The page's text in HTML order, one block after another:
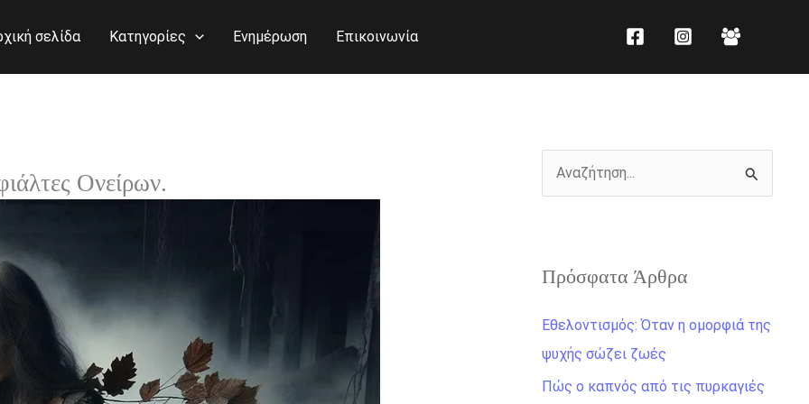
σελίδα Κατηγορίες Ενημέρωση Επικοινωνία
Ονείρων.
τ
η
σ
Πρόσφατα Άρθρα
Εθελοντισμός: Όταν η ομορφιά της
ψυχής σώζει ζωές
Πώς ο καπνός από τις πυρκαγιές
τ
ς
τ